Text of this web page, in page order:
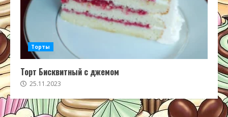
Торты
Торт Бисквитный с джемом
25.11.2023